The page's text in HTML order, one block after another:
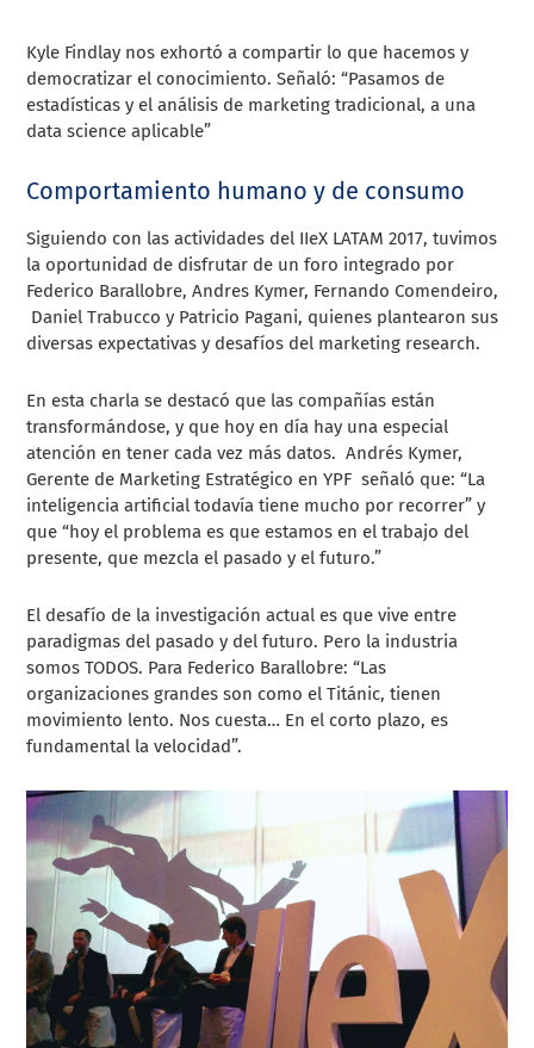
Kyle Findlay nos exhortó a compartir lo que hacemos y
democratizar el conocimiento. Señaló: “Pasamos de
estadísticas y el análisis de marketing tradicional, a una
data science aplicable”
Comportamiento humano y de consumo
Siguiendo con las actividades del IIeX LATAM 2017, tuvimos
la oportunidad de disfrutar de un foro integrado por
Federico Barallobre, Andres Kymer, Fernando Comendeiro,
Daniel Trabucco y Patricio Pagani, quienes plantearon sus
diversas expectativas y desafíos del marketing research.
En esta charla se destacó que las compañías están
transformándose, y que hoy en día hay una especial
atención en tener cada vez más datos. Andrés Kymer,
Gerente de Marketing Estratégico en YPF señaló que: “La
inteligencia artificial todavía tiene mucho por recorrer” y
que “hoy el problema es que estamos en el trabajo del
presente, que mezcla el pasado y el futuro.”
El desafío de la investigación actual es que vive entre
paradigmas del pasado y del futuro. Pero la industria
somos TODOS. Para Federico Barallobre: “Las
organizaciones grandes son como el Titánic, tienen
movimiento lento. Nos cuesta… En el corto plazo, es
fundamental la velocidad”.